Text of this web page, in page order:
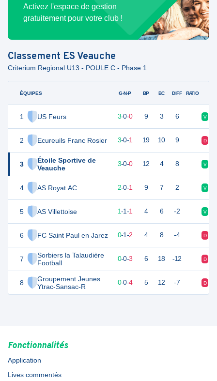
Activez l'espace de gestion
gratuitement pour votre club !
Classement ES Veauche
Criterium Regional U13 - POULE C - Phase 1
ÉQUIPES
1 US Feurs
2 Ecureuils Franc Rosier
3
Étoile Sportive de
Veauche
4 AS Royat AC
5 AS Villettoise
6 FC Saint Paul en Jarez
7
Sorbiers la Talaudière
Football
8
Groupement Jeunes
Ytrac-Sansac-R
G-N-P BP BC DIFF RATIO
3-0-0 9 3 6 V
9 4 3-0-1 19 10 9 D
9 3-0-0 12 4 8 V
2-0-1 9 7 2 V
1-1-1 4 6 -2 V
1 3 0-1-2 4 8 -4 D
0 3 0-0-3 6 18 -12 D
0 0-0-4 5 12 -7 D
Fonctionnalités
Application
Lives commentés